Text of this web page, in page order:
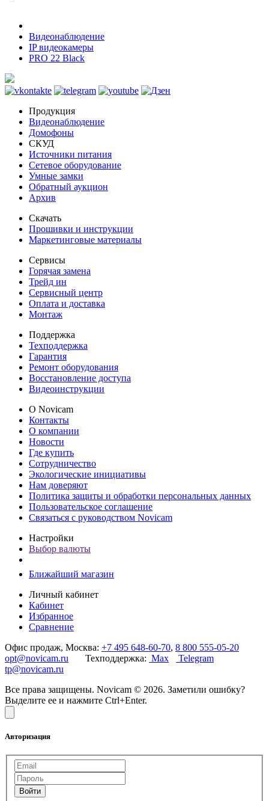
Видеонаблюдение
IP видеокамеры
PRO 22 Black
Продукция
Видеонаблюдение
Домофоны
СКУД
Источники питания
Сетевое оборудование
Умные замки
Обратный аукцион
Архив
Скачать
Прошивки и инструкции
Маркетинговые материалы
Сервисы
Горячая замена
Трейд ин
Сервисный центр
Оплата и доставка
Монтаж
Поддержка
Техподдержка
Гарантия
Ремонт оборудования
Восстановление доступа
Видеоинструкции
О Novicam
Контакты
О компании
Новости
Где купить
Сотрудничество
Экологические инициативы
Нам доверяют
Политика защиты и обработки персональных данных
Пользовательское соглашение
Связаться с руководством Novicam
Настройки
Выбор валюты
Ближайший магазин
Личный кабинет
Кабинет
Избранное
Сравнение
Офис продаж, Москва: +7 495 648-60-70, 8 800 555-05-20
opt@novicam.ru Техподдержка: Max
Telegram
tp@novicam.ru
Все права защищены. Novicam © 2026. Заметили ошибку?
Выделите ее и нажмите Ctrl+Enter.
Авторизация